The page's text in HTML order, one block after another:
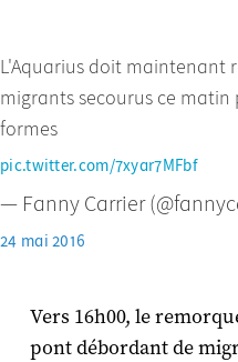
L'Aquarius doit maintenant
migrants secourus ce
formes
pic.twitter.com/7xyar7MFbf
— Fanny Carrier
24 mai 2016
Vers 16h00, le
pont débordant de